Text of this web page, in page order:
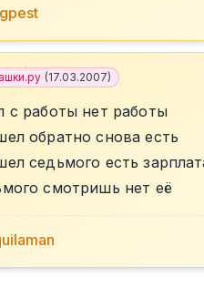
(17.03.2007)
с работы нет работы
обратно снова есть
седьмого есть
смотришь нет её